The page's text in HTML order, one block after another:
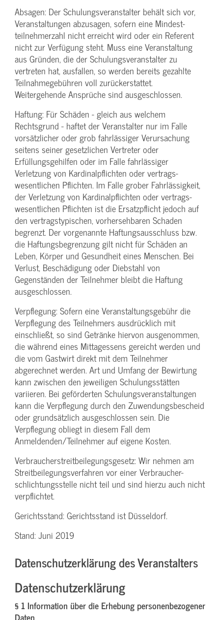
Absagen: Der Schulungs­veranstalter behält sich vor,
Veranstaltungen abzusagen, sofern eine Mindest­
teilnehmerzahl nicht erreicht wird oder ein Referent
nicht zur Verfügung steht. Muss eine Veranstaltung
aus Gründen, die der Schulungs­veranstalter zu
vertreten hat, ausfallen, so werden bereits gezahlte
Teilnahme­gebühren voll zurückerstattet.
Weitergehende Ansprüche sind ausgeschlossen.
Haftung: Für Schäden - gleich aus welchem
Rechtsgrund - haftet der Veranstalter nur im Falle
vorsätzlicher oder grob fahrlässiger Verursachung
seitens seiner gesetzlichen Vertreter oder
Erfüllungsgehilfen oder im Falle fahrlässiger
Verletzung von Kardinalpflichten oder vertrags­
wesentlichen Pflichten. Im Falle grober Fahrlässigkeit,
der Verletzung von Kardinalpflichten oder vertrags­
wesentlichen Pflichten ist die Ersatzpflicht jedoch auf
den vertragstypischen, vorhersehbaren Schaden
begrenzt. Der vorgenannte Haftungs­ausschluss bzw.
die Haftungs­begrenzung gilt nicht für Schäden an
Leben, Körper und Gesundheit eines Menschen. Bei
Verlust, Beschädigung oder Diebstahl von
Gegenständen der Teilnehmer bleibt die Haftung
ausgeschlossen.
Verpflegung: Sofern eine Veranstaltungs­gebühr die
Verpflegung des Teilnehmers ausdrücklich mit
einschließt, so sind Getränke hiervon ausgenommen,
die während eines Mittagessens gereicht werden und
die vom Gastwirt direkt mit dem Teilnehmer
abgerechnet werden. Art und Umfang der Bewirtung
kann zwischen den jeweiligen Schulungsstätten
variieren. Bei geförderten Schulungs­veranstaltungen
kann die Verpflegung durch den Zuwendungs­bescheid
oder grundsätzlich ausgeschlossen sein. Die
Verpflegung obliegt in diesem Fall dem
Anmeldenden/­Teilnehmer auf eigene Kosten.
Verbraucher­streitbeilegungs­gesetz: Wir nehmen am
Streit­beilegungs­verfahren vor einer Verbraucher­
schlichtungs­stelle nicht teil und sind hierzu auch nicht
verpflichtet.
Gerichtsstand: Gerichtsstand ist Düsseldorf.
Stand: Juni 2019
Datenschutzerklärung des Veranstalters
Datenschutzerklärung
§ 1 Information über die Erhebung personenbezogener